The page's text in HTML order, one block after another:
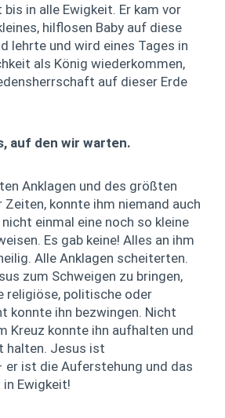
in alle Ewigkeit. Er kam vor
hilflosen Baby auf diese
lehrte und wird eines Tages in
als König wiederkommen,
auf dieser Erde
auf den wir warten.
Anklagen und des größten
konnte ihm niemand auch
nicht einmal eine noch so kleine
Es gab keine! Alles an ihm
Alle Anklagen scheiterten.
zum Schweigen zu bringen,
religiöse, politische oder
konnte ihn bezwingen. Nicht
Kreuz konnte ihn aufhalten und
halten. Jesus ist
er ist die Auferstehung und das
Ewigkeit!